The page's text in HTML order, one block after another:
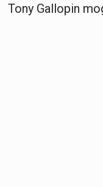
Tony Gallopin